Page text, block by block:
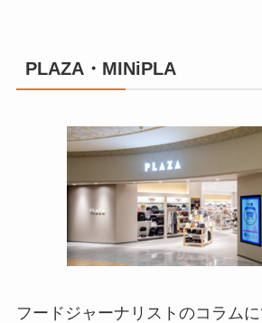
PLAZA・MINiPLA
フードジャーナリストのコラム